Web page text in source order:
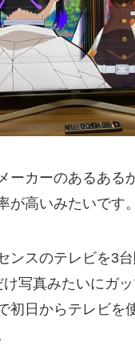
ーカーのあるある
が高いみたいです。
ンスのテレビを3
け写真みたいにガ
初日からテレビを